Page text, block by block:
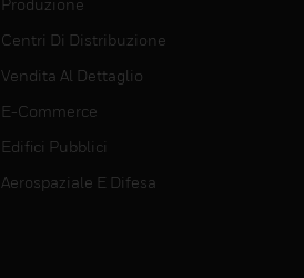
Produzione
Centri Di Distribuzione
Vendita Al Dettaglio
E-Commerce
Edifici Pubblici
Aerospaziale E Difesa